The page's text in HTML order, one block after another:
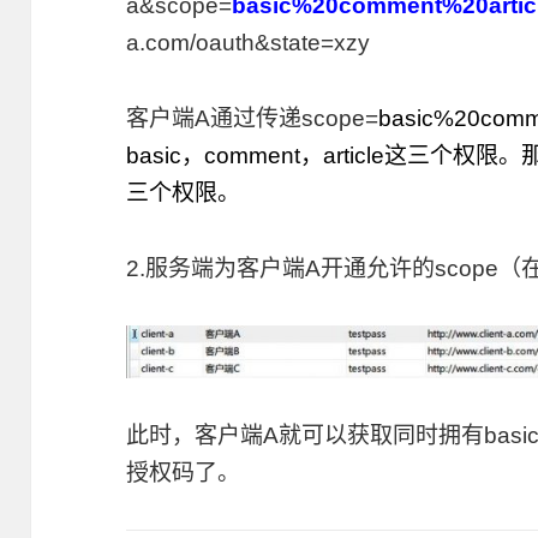
a&scope=
a.com/oauth&state=xzy
客户端A通过传递scope=
basic，comment，article这三个权限。
三个权限。
2.服务端为客户端A开通允许的scope（
此时，客户端A就可以获取同时拥有
授权码了。